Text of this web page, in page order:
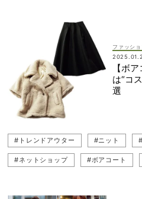
#ボアコート
#トレンドアウター #ニットコーデ
ファッショ
【ボ
は“コ
選
#トレンドアウター #ニット
#ネットショップ #ボアコート